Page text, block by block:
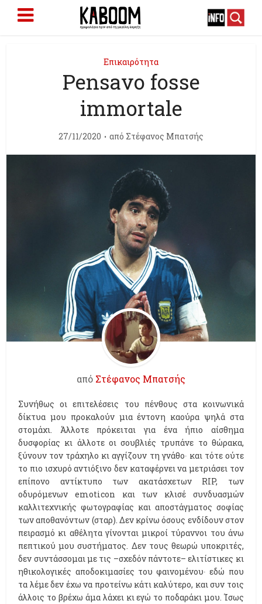
Επικαιρότητα
Pensavo fosse
immortale
27/11/2020 από Στέφανος Μπατσής
από Στέφανος Μπατσής
Συνήθως οι επιτελέσεις του πένθους στα κοινωνικά
δίκτυα μου προκαλούν μια έντονη καούρα ψηλά στα
στομάχι. Άλλοτε πρόκειται για ένα ήπιο αίσθημα
δυσφορίας κι άλλοτε οι σουβλιές τρυπάνε το θώρακα,
ξύνουν τον τράχηλο κι αγγίζουν τη γνάθο∙ και τότε ούτε
το πιο ισχυρό αντιόξινο δεν καταφέρνει να μετριάσει τον
επίπονο αντίκτυπο των ακατάσχετων RIP, των
οδυρόμενων emoticon και των κλισέ συνδυασμών
καλλιτεχνικής φωτογραφίας και αποστάγματος σοφίας
των αποθανόντων (σταρ). Δεν κρίνω όσους ενδίδουν στον
πειρασμό κι αθέλητα γίνονται μικροί τύραννοι του άνω
πεπτικού μου συστήματος. Δεν τους θεωρώ υποκριτές,
δεν συντάσσομαι με τις –σχεδόν πάντοτε– ελιτίστικες κι
ηθικολογικές αποδοκιμασίες του φαινομένου∙ εδώ που
τα λέμε δεν έχω να προτείνω κάτι καλύτερο, και συν τοις
άλλοις το βρέχω άμα λάχει κι εγώ το ποδαράκι μου. Ίσως